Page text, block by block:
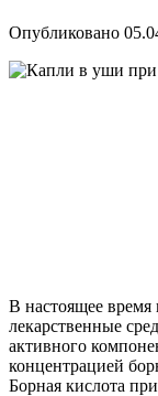
Опубликовано
В настоящее время
лекарственные
активного
концентрацией
Борная кислота